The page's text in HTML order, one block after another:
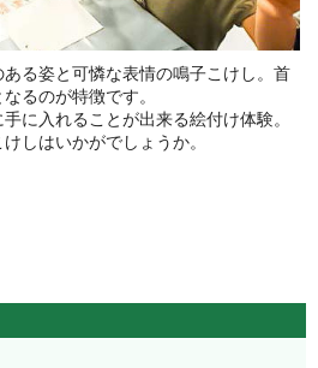
る姿と可憐な表情の鳴子こけし。首
るのが特徴です。
に入れることが出来る絵付け体験。
しはいかがでしょうか。